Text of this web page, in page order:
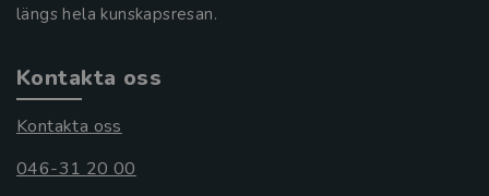
längs hela kunskapsresan.
Kontakta oss
Kontakta oss
046-31 20 00